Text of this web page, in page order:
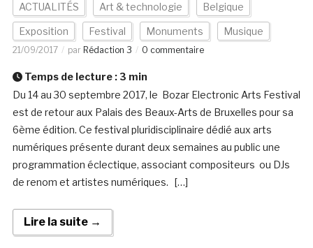
ACTUALITÉS Art & technologie Belgique
Exposition Festival Monuments Musique
21/09/2017 par Rédaction 3 0 commentaire
Temps de lecture : 3 min
Du 14 au 30 septembre 2017, le Bozar Electronic Arts Festival
est de retour aux Palais des Beaux-Arts de Bruxelles pour sa
6ème édition. Ce festival pluridisciplinaire dédié aux arts
numériques présente durant deux semaines au public une
programmation éclectique, associant compositeurs ou DJs
de renom et artistes numériques. […]
Lire la suite →